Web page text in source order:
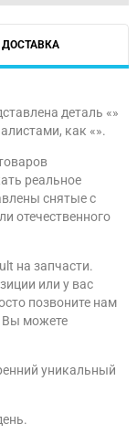
ДОСТАВКА
деталь «»
как «».
реальное
снятые с
отечественного
на запчасти.
или у вас
позвоните нам
Вы можете
уникальный